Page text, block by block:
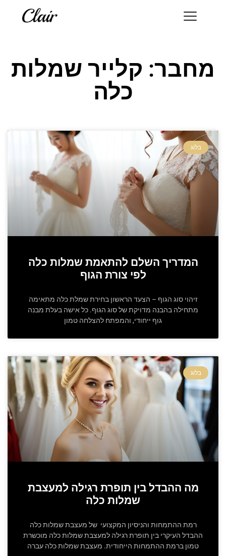
מחבר: קלייר שמלות
כלה
בלוג
המדריך השלם להתאמת שמלות כלה
לפי צורת הגוף
זיהוי סוג הגוף – הצעד הראשון בחירת שמלת כלה מתאימה
מתחילה בהבנה מדויקת של סוג הגוף. כל אישה בעלת מבנה
גוף ייחודי, והמפתח להצלחה טמון
בלוג
מה ההבדל בין תופרת רגילה למעצבת
שמלות כלה
רמת ההתמחות והניסיון המקצועי של מעצבת שמלות כלה
ההבדל העיקרי בין תופרת רגילה למעצבת שמלות כלה מוכשרת
טמון ברמת ההתמחות הייחודית. מעצבת שמלות כלה עברה